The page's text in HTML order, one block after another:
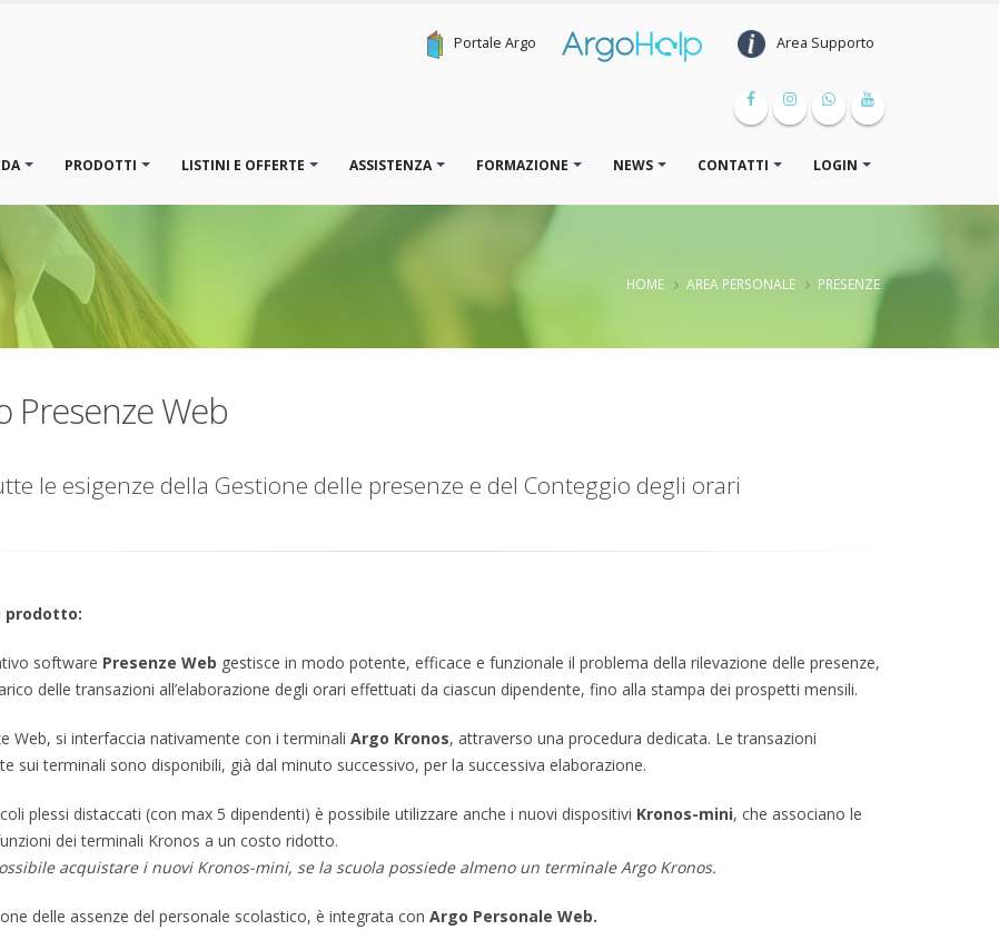
Portale Argo Area Supporto
PRODOTTI LISTINI E OFFERTE ASSISTENZA FORMAZIONE NEWS CONTATTI LOGIN
HOME AREA PERSONALE PRESENZE
Presenze Web
le esigenze della Gestione delle presenze e del Conteggio degli orari
prodotto:
software Presenze Web gestisce in modo potente, efficace e funzionale il problema della rilevazione delle presenze,
delle transazioni all’elaborazione degli orari effettuati da ciascun dipendente, fino alla stampa dei prospetti mensili.
Web, si interfaccia nativamente con i terminali Argo Kronos, attraverso una procedura dedicata. Le transazioni
sui terminali sono disponibili, già dal minuto successivo, per la successiva elaborazione.
plessi distaccati (con max 5 dipendenti) è possibile utilizzare anche i nuovi dispositivi Kronos-mini, che associano le
dei terminali Kronos a un costo ridotto.
acquistare i nuovi Kronos-mini, se la scuola possiede almeno un terminale Argo Kronos.
delle assenze del personale scolastico, è integrata con Argo Personale Web.